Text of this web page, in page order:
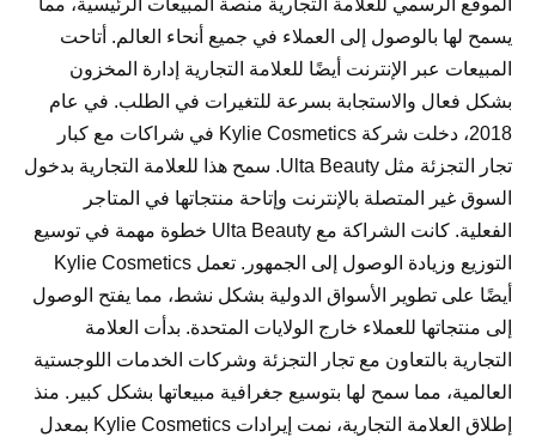
يسمح لها بالوصول إلى العملاء في جميع أنحاء العالم. أتاحت
المبيعات عبر الإنترنت أيضًا للعلامة التجارية إدارة المخزون
بشكل فعال والاستجابة بسرعة للتغيرات في الطلب. في عام
2018، دخلت شركة Kylie Cosmetics في شراكات مع كبار
تجار التجزئة مثل Ulta Beauty. سمح هذا للعلامة التجارية بدخول
السوق غير المتصلة بالإنترنت وإتاحة منتجاتها في المتاجر
الفعلية. كانت الشراكة مع Ulta Beauty خطوة مهمة في توسيع
التوزيع وزيادة الوصول إلى الجمهور. تعمل Kylie Cosmetics
أيضًا على تطوير الأسواق الدولية بشكل نشط، مما يفتح الوصول
إلى منتجاتها للعملاء خارج الولايات المتحدة. بدأت العلامة
التجارية بالتعاون مع تجار التجزئة وشركات الخدمات اللوجستية
العالمية، مما سمح لها بتوسيع جغرافية مبيعاتها بشكل كبير. منذ
إطلاق العلامة التجارية، نمت إيرادات Kylie Cosmetics بمعدل